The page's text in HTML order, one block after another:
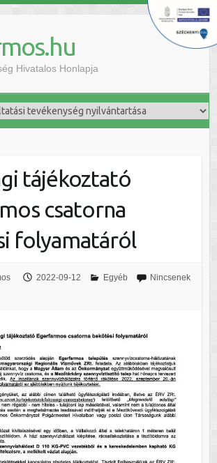
Hivatalos Honlapja
tájékoztató
csatorna
folyamatáról
2022-09-12 Egyéb
Nincsenek